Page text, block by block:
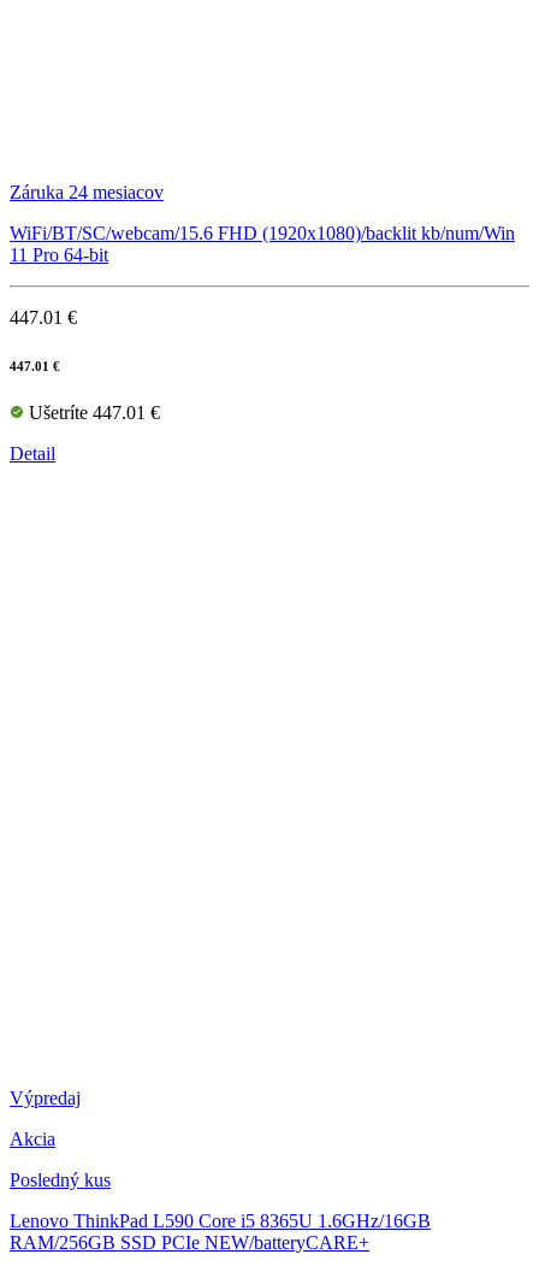
Záruka 24 mesiacov
WiFi/BT/SC/webcam/15.6 FHD (1920x1080)/backlit kb/num/Win
11 Pro 64-bit
447.01 €
447.01 €
Ušetríte 447.01 €
Detail
Výpredaj
Akcia
Posledný kus
Lenovo ThinkPad L590 Core i5 8365U 1.6GHz/16GB
RAM/256GB SSD PCIe NEW/batteryCARE+